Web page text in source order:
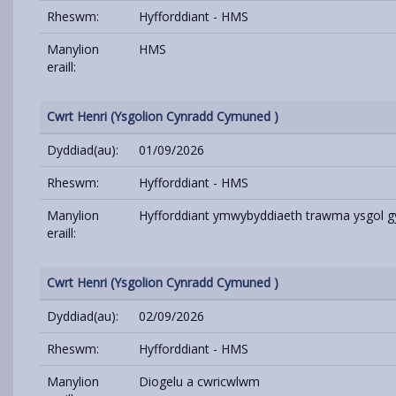
Rheswm:
Hyfforddiant - HMS
Manylion
eraill:
HMS
Cwrt Henri (Ysgolion Cynradd Cymuned )
Dyddiad(au):
01/09/2026
Rheswm:
Hyfforddiant - HMS
Manylion
eraill:
Hyfforddiant ymwybyddiaeth trawma ysgol
Cwrt Henri (Ysgolion Cynradd Cymuned )
Dyddiad(au):
02/09/2026
Rheswm:
Hyfforddiant - HMS
Manylion
Diogelu a cwricwlwm